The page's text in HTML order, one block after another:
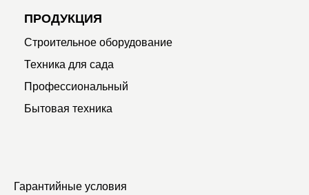
ПРОДУКЦИЯ
Строительное оборудование
Техника для сада
Профессиональный
Бытовая техника
Гарантийные условия